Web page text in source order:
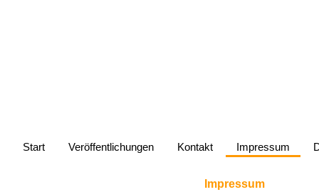
Start Veröffentlichungen Kontakt Impressum
Impressum